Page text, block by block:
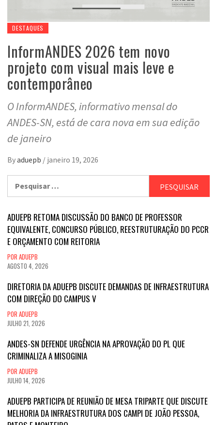
DESTAQUES
InformANDES 2026 tem novo
projeto com visual mais leve e
contemporâneo
O InformANDES, informativo mensal do
ANDES-SN, está de cara nova em sua edição
de janeiro
Byaduepb / janeiro 19, 2026
por:
ADUEPB RETOMA DISCUSSÃO DO BANCO DE PROFESSOR
EQUIVALENTE, CONCURSO PÚBLICO, REESTRUTURAÇÃO DO PCCR
E ORÇAMENTO COM REITORIA
POR ADUEPB
AGOSTO 4, 2026
DIRETORIA DA ADUEPB DISCUTE DEMANDAS DE INFRAESTRUTURA
COM DIREÇÃO DO CAMPUS V
POR ADUEPB
JULHO 21, 2026
ANDES-SN DEFENDE URGÊNCIA NA APROVAÇÃO DO PL QUE
CRIMINALIZA A MISOGINIA
POR ADUEPB
JULHO 14, 2026
ADUEPB PARTICIPA DE REUNIÃO DE MESA TRIPARTE QUE DISCUTE
MELHORIA DA INFRAESTRUTURA DOS CAMPI DE JOÃO PESSOA,